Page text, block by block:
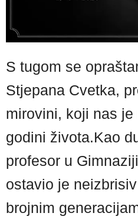
S tugom se
Stjepana Cvetka,
mirovini, koji nas je
godini života.Kao
profesor u
ostavio je
brojnim